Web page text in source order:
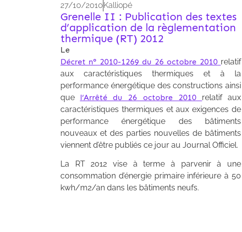
27/10/2010Kalliopé
Grenelle II : Publication des textes
d’application de la règlementation
thermique (RT) 2012
Le
Décret n° 2010-1269 du 26 octobre 2010 relatif
aux caractéristiques thermiques et à la
performance énergétique des constructions ainsi
que l’Arrêté du 26 octobre 2010
relatif aux
caractéristiques thermiques et aux exigences de
performance énergétique des bâtiments
nouveaux et des parties nouvelles de bâtiments
viennent d’être publiés ce jour au Journal Officiel.
La RT 2012 vise à terme à parvenir à une
consommation d’énergie primaire inférieure à 50
kwh/m2/an dans les bâtiments neufs.